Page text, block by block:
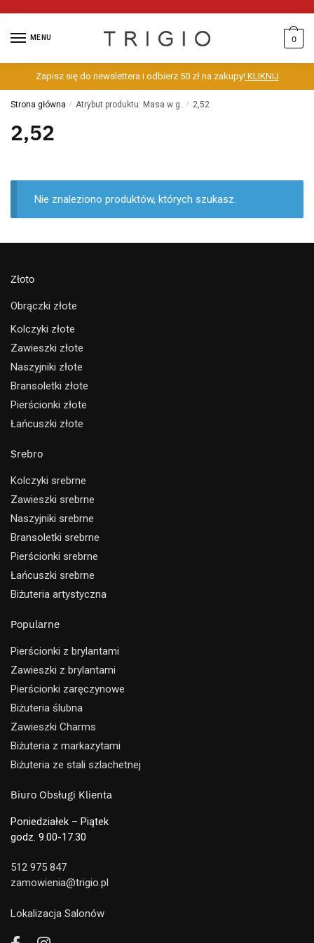
MENU 0
Zapisz się do newslettera i odbierz 50 zł na zakupy!KLIKNIJ
Strona główna / Atrybut produktu: Masa w g. / 2,52
2,52
Nie znaleziono produktów, których szukasz.
Złoto
Obrączki złote
Kolczyki złote
Zawieszki złote
Naszyjniki złote
Bransoletki złote
Pierścionki złote
Łańcuszki złote
Srebro
Kolczyki srebrne
Zawieszki srebrne
Naszyjniki srebrne
Bransoletki srebrne
Pierścionki srebrne
Łańcuszki srebrne
Biżuteria artystyczna
Popularne
Pierścionki z brylantami
Zawieszki z brylantami
Pierścionki zaręczynowe
Biżuteria ślubna
Zawieszki Charms
Biżuteria z markazytami
Biżuteria ze stali szlachetnej
Biuro Obsługi Klienta
Poniedziałek – Piątek
godz. 9.00-17.30
512 975 847
zamowienia@trigio.pl
Lokalizacja Salonów